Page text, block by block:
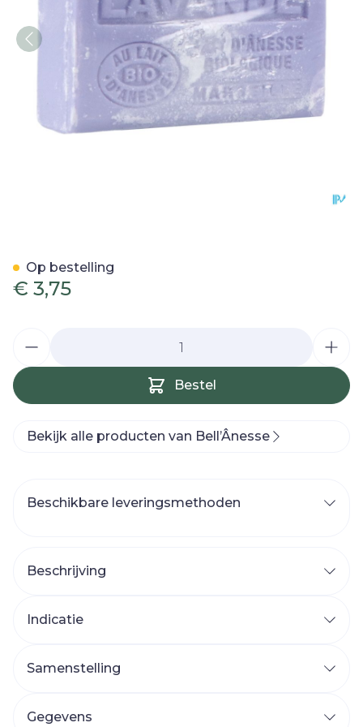
€ 3,75
Bestel
Op bestelling
Bekijk alle producten van Bell’Ânesse
Beschikbare leveringsmethoden
Beschrijving
Indicatie
Samenstelling
Gegevens